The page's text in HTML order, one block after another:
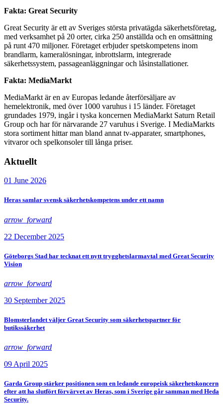
Fakta: Great Security
Great Security är ett av Sveriges största privatägda säkerhetsföretag,
med verksamhet på 20 orter, cirka 250 anställda och en omsättning
på runt 470 miljoner. Företaget erbjuder spetskompetens inom
brandlarm, kameralösningar, inbrottslarm, integrerade
säkerhetssystem, passageanläggningar och låsinstallationer.
Fakta: MediaMarkt
MediaMarkt är en av Europas ledande återförsäljare av
hemelektronik, med över 1000 varuhus i 15 länder. Företaget
grundades 1979, ingår i tyska koncernen MediaMarkt Saturn Retail
Group och har för närvarande 27 varuhus i Sverige. I MediaMarkts
stora sortiment hittar man bland annat tv-apparater, smartphones,
vitvaror och spelkonsoler till långa priser.
Aktuellt
01 June 2026
Heras samlar svensk säkerhetskompetens under ett namn
arrow_forward
22 December 2025
Göteborgs Stad har tecknat ett nytt trygghetslarmavtal med Great Security
Vision
arrow_forward
30 September 2025
Blomsterlandet väljer Great Security som säkerhetspartner för
butikssäkerhet
arrow_forward
09 April 2025
Garda Group stärker positionen som en ledande europeisk säkerhetskoncern
efter att ha slutfört förvärvet av Heras, som i Sverige går samman med Heda
Security.